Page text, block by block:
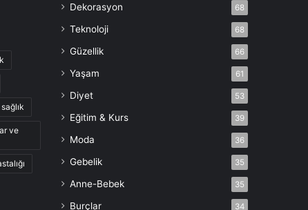
sağlık
ve
Dekorasyon 68
Teknoloji 68
Güzellik 66
Yaşam 61
Diyet 53
Eğitim & Kurs 39
Moda 36
Gebelik 35
Anne-Bebek 35
Burçlar 34